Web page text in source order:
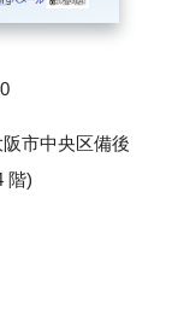
阪市中央区備後
階)